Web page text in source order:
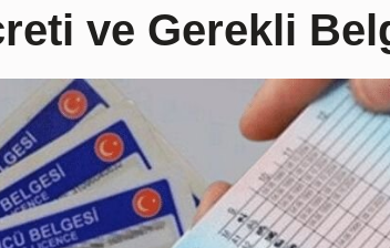
ve Gerekli